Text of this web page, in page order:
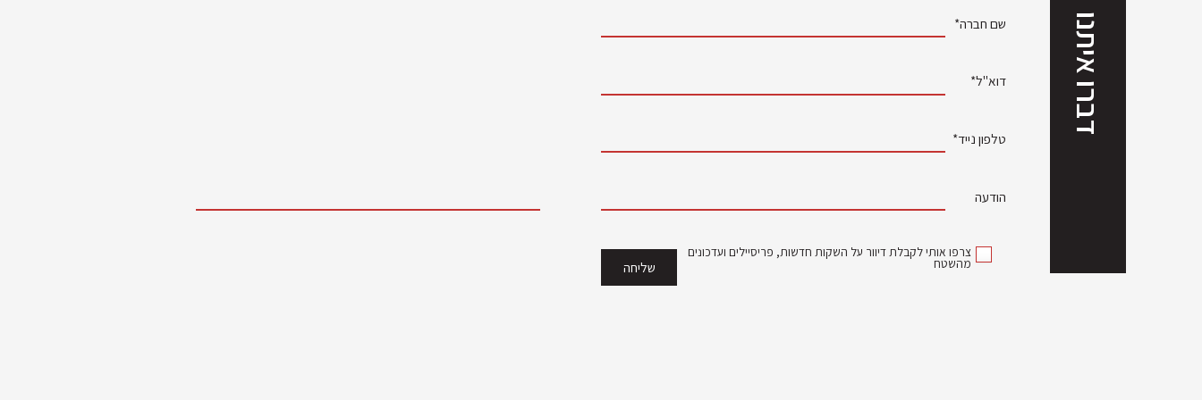
דברו איתנו שם חברה*
דוא"ל*
טלפון נייד*
הודעה
צרפו אותי לקבלת דיוור על השקות חדשות, פריסיילים ועדכונים
מהשטח